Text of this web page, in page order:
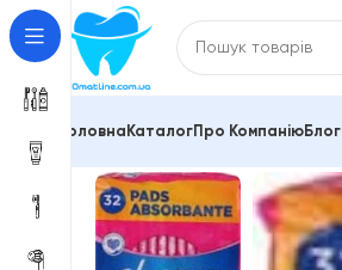
Головна КаталогПро КомпаніюБлог